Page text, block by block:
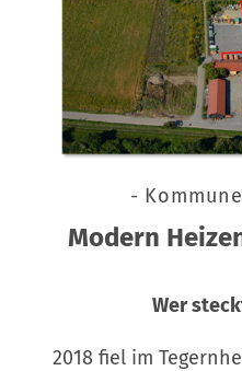
-
Modern
Wer
2018 fiel im